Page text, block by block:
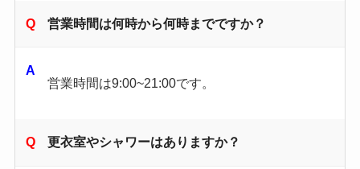
営業時間は何時から何時までですか？
営業時間は9:00~21:00です。
更衣室やシャワーはありますか？